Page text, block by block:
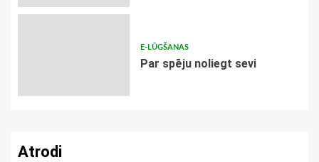
E-LŪGŠANAS
Par spēju noliegt sevi
Atrodi